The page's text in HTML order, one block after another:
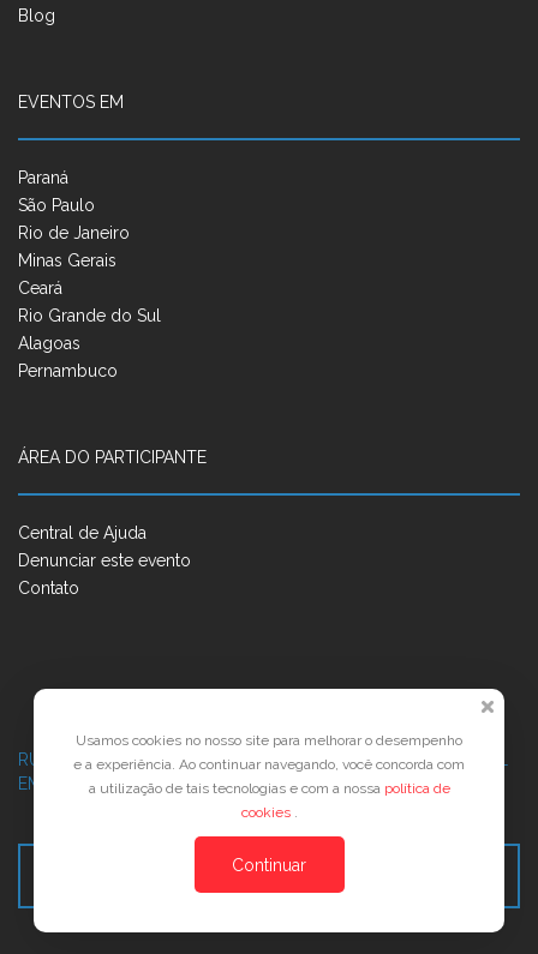
Blog
EVENTOS EM
Paraná
São Paulo
Rio de Janeiro
Minas Gerais
Ceará
Rio Grande do Sul
Alagoas
Pernambuco
ÁREA DO PARTICIPANTE
Central de Ajuda
Denunciar este evento
Contato
RUA JOSÉ PONTES DE MAGALHÃES, 70JATIÚCA, MACEIÓ - AL
EMPRESARIAL JTR, ED. ÍTALIA, SALA 702
Veja no Mapa
Usamos cookies no nosso site para melhorar o desempenho
e a experiência. Ao continuar navegando, você concorda com
a utilização de tais tecnologias e com a nossa política de
cookies .
Continuar